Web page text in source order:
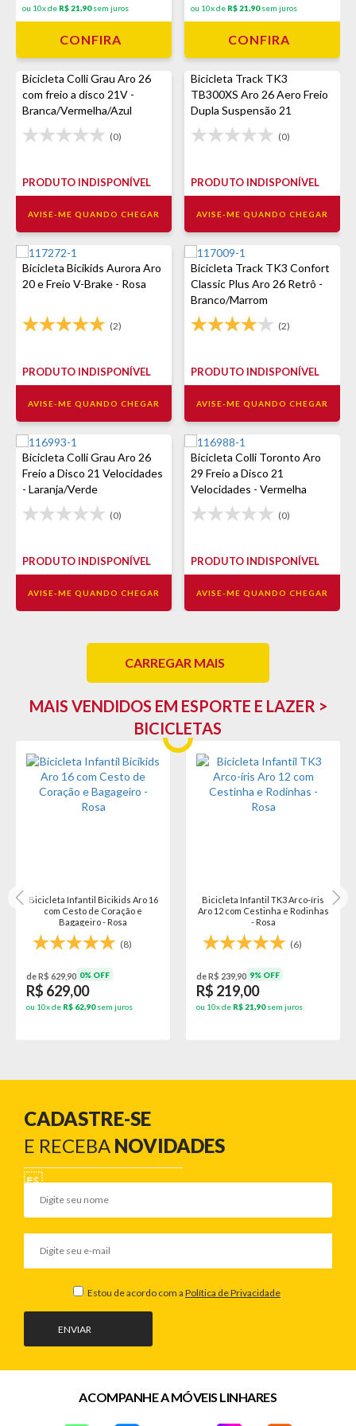
ou 10x de R$ 21,90sem juros
CONFIRA
ou 10x de R$ 21,90sem juros
CONFIRA
Bicicleta Colli Grau Aro 26
com freio a disco 21V -
Branca/Vermelha/Azul
(0)
PRODUTO INDISPONÍVEL
AVISE-ME QUANDO CHEGAR
Bicicleta Track TK3
TB300XS Aro 26 Aero Freio
Dupla Suspensão 21
Velocidades - Preto/Amarelo
(0)
PRODUTO INDISPONÍVEL
AVISE-ME QUANDO CHEGAR
Bicicleta Bicikids Aurora Aro
20 e Freio V-Brake - Rosa
(2)
PRODUTO INDISPONÍVEL
AVISE-ME QUANDO CHEGAR
Bicicleta Track TK3 Confort
Classic Plus Aro 26 Retrô -
Branco/Marrom
(2)
PRODUTO INDISPONÍVEL
AVISE-ME QUANDO CHEGAR
Bicicleta Colli Grau Aro 26
Freio a Disco 21 Velocidades
- Laranja/Verde
(0)
PRODUTO INDISPONÍVEL
AVISE-ME QUANDO CHEGAR
Bicicleta Colli Toronto Aro
29 Freio a Disco 21
Velocidades - Vermelha
(0)
PRODUTO INDISPONÍVEL
AVISE-ME QUANDO CHEGAR
CARREGAR MAIS
MAIS VENDIDOS EM ESPORTE E LAZER >
BICICLETAS
Bicicleta Infantil Bicikids Aro 16
com Cesto de Coração e
Bagageiro - Rosa
(8)
de R$ 629,90 0% OFF
R$ 629,00
ou 10x de R$ 62,90sem juros
Bicicleta Infantil TK3 Arco-íris
Aro 12 com Cestinha e Rodinhas
- Rosa
(6)
de R$ 239,90 9% OFF
R$ 219,00
ou 10x de R$ 21,90sem juros
CADASTRE-SE
E RECEBA NOVIDADES
ENVIAR
Estou de acordo com a Política de Privacidade
ACOMPANHE A MÓVEIS LINHARES